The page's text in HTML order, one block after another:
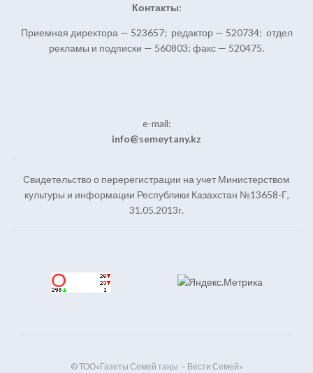
Контакты:
Приемная директора — 523657; редактор — 520734; отдел
рекламы и подписки — 560803; факс — 520475.
e-mail:
info@semeytany.kz
Свидетельство о перерегистрации на учет Министерством
культуры и информации Республики Казахстан №13658-Г,
31.05.2013г.
© ТОО«Газеты Семей таңы – Вести Семей»